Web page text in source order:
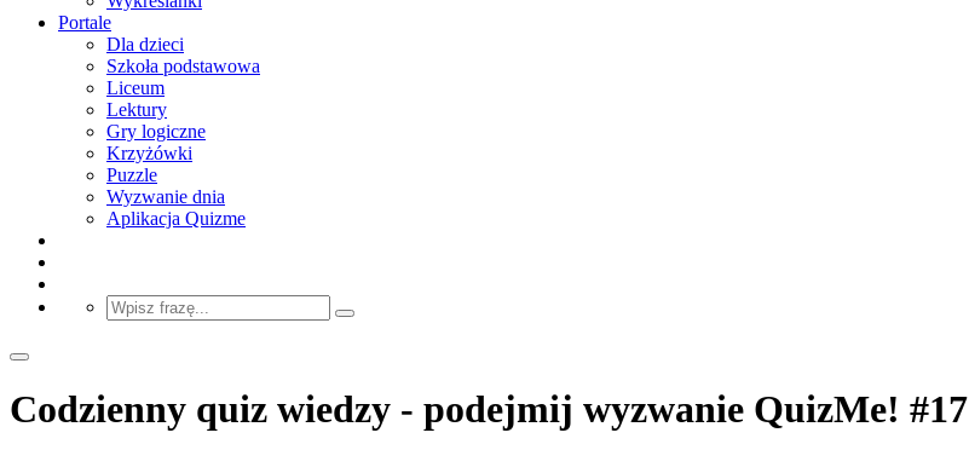
Portale
Dla dzieci
Szkoła podstawowa
Liceum
Lektury
Gry logiczne
Krzyżówki
Puzzle
Wyzwanie dnia
Aplikacja Quizme
Codzienny quiz wiedzy - podejmij wyzwanie QuizMe! #17